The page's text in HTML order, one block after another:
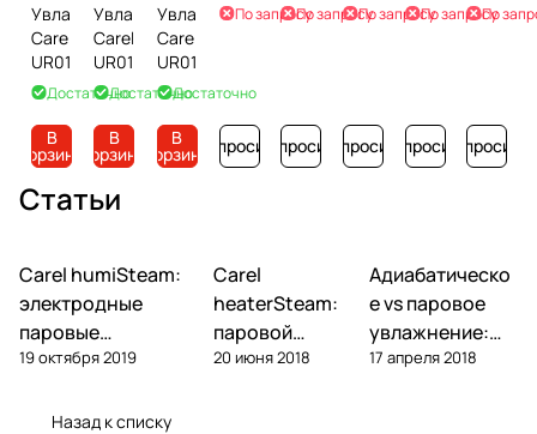
Увлажнитель
Carel
UR013HL204
Достаточно
В
корзину
Увлажнитель
Carel
UR013HL004
Достаточно
В
корзину
Увлажнитель
Carel
UR013HL104
Достаточно
В
корзину
По запросу
Запросить
По запросу
Запросить
По запросу
Запросить
По запросу
Запросить
По
Запросить
Статьи
Увлажнение
Carel humiSteam:
электродные
паровые
увлажнители —
обслуживание
19 октября 2019
Увлажнение
Carel
heaterSteam:
паровой
увлажнитель с
20 июня 2018
Увлажнение
Адиабатическо
е vs паровое
увлажнение:
что выбрать
17 апреля 2018
Назад к списку